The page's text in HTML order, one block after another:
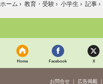
ホーム › 教育・受験 › 小学生 › 記事 ›
Home Facebook X
お問合せ 広告掲載